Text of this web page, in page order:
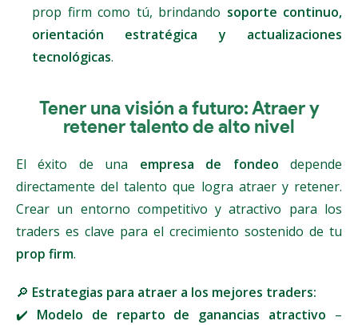
prop firm como tú, brindando soporte continuo,
orientación estratégica y actualizaciones
tecnológicas.
Tener una visión a futuro: Atraer y
retener talento de alto nivel
El éxito de una empresa de fondeo depende
directamente del talento que logra atraer y retener.
Crear un entorno competitivo y atractivo para los
traders es clave para el crecimiento sostenido de tu
prop firm.
🔎 Estrategias para atraer a los mejores traders:
✔️ Modelo de reparto de ganancias atractivo –